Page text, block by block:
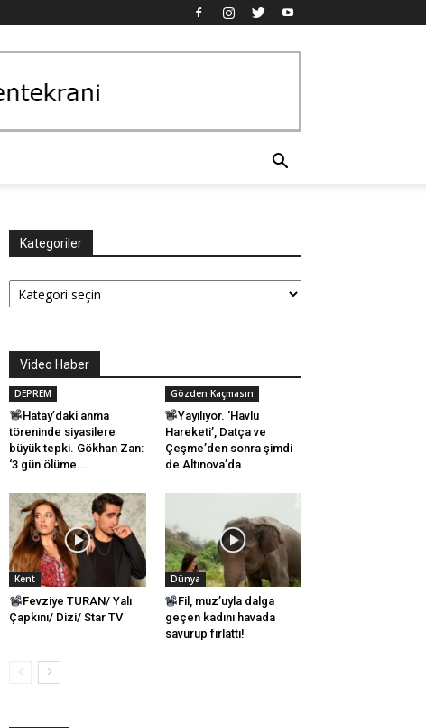
Kategoriler
Kategoriler
Video Haber
DEPREM
Hatay’daki anma
töreninde siyasilere
büyük tepki. Gökhan Zan:
‘3 gün ölüme...
Gözden Kaçmasın
Yayılıyor. ‘Havlu
Hareketi’, Datça ve
Çeşme’den sonra şimdi
de Altınova’da
Kent
Fevziye TURAN/ Yalı
Çapkını/ Dizi/ Star TV
Dünya
Fil, muz’uyla dalga
geçen kadını havada
savurup fırlattı!